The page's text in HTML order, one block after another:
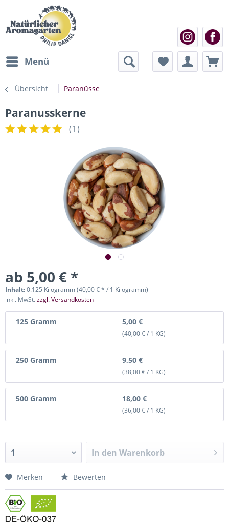
Menü
Übersicht Paranüsse
Paranusskerne
(1)
ab 5,00 € *
Inhalt:0.125 Kilogramm (40,00 € * / 1 Kilogramm)
inkl. MwSt.zzgl. Versandkosten
125 Gramm 5,00 €
(40,00 € / 1 KG)
250 Gramm 9,50 €
(38,00 € / 1 KG)
500 Gramm 18,00 €
(36,00 € / 1 KG)
In den Warenkorb
Merken Bewerten